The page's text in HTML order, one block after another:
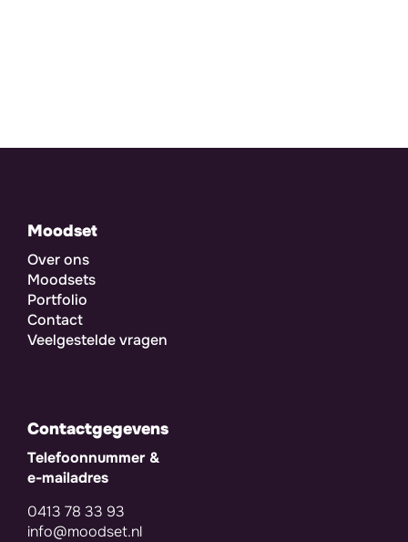
Moodset
Over ons
Moodsets
Portfolio
Contact
Veelgestelde vragen
Contactgegevens
Telefoonnummer &
e-mailadres
0413 78 33 93
info@moodset.nl